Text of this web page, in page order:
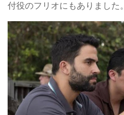
付役のフリオにもありました。